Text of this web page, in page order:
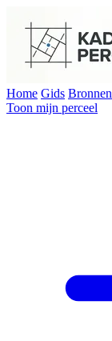
Home Gids Bronnen
Toon mijn perceel